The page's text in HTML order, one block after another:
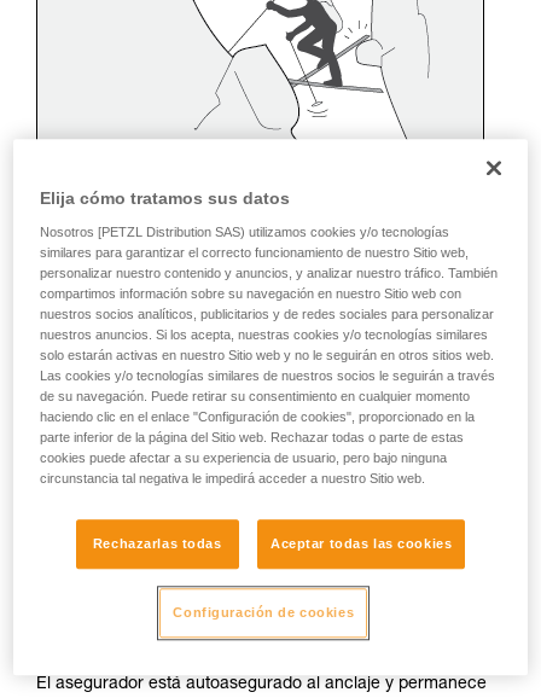
Asegurar desde un anclaje realizado en
la nieve
Si no hay disponible ningún anclaje natural (saliente,
árbol...), realice un cuerpo muerto con su piolet. Una vez
autoasegurado puede lanzar la cuerda con un mosquetón
para que el primero se conecte fácilmente.
resistencia es incierta.
El asegurador está autoasegurado al anclaje y permanece
Elija cómo tratamos sus datos
Nosotros [PETZL Distribution SAS) utilizamos cookies y/o tecnologías
similares para garantizar el correcto funcionamiento de nuestro Sitio web,
personalizar nuestro contenido y anuncios, y analizar nuestro tráfico. También
compartimos información sobre su navegación en nuestro Sitio web con
nuestros socios analíticos, publicitarios y de redes sociales para personalizar
nuestros anuncios. Si los acepta, nuestras cookies y/o tecnologías similares
solo estarán activas en nuestro Sitio web y no le seguirán en otros sitios web.
Las cookies y/o tecnologías similares de nuestros socios le seguirán a través
de su navegación. Puede retirar su consentimiento en cualquier momento
haciendo clic en el enlace "Configuración de cookies", proporcionado en la
parte inferior de la página del Sitio web. Rechazar todas o parte de estas
cookies puede afectar a su experiencia de usuario, pero bajo ninguna
circunstancia tal negativa le impedirá acceder a nuestro Sitio web.
Rechazarlas todas Aceptar todas las cookies
Configuración de cookies